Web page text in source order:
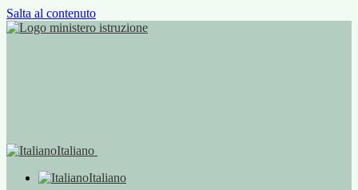
Salta al contenuto
Italiano
Italiano